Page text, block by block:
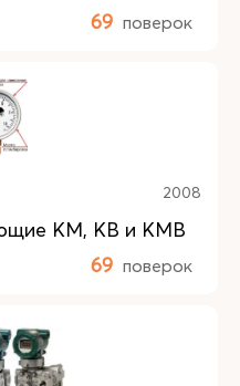
69 поверок
2008
КM, КB и КMB
69 поверок